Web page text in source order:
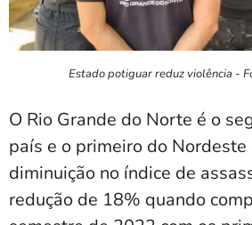
Estado potiguar reduz violência -
O Rio Grande do Norte é o
país e o primeiro do Nordeste
diminuição no índice de
redução de 18% quando